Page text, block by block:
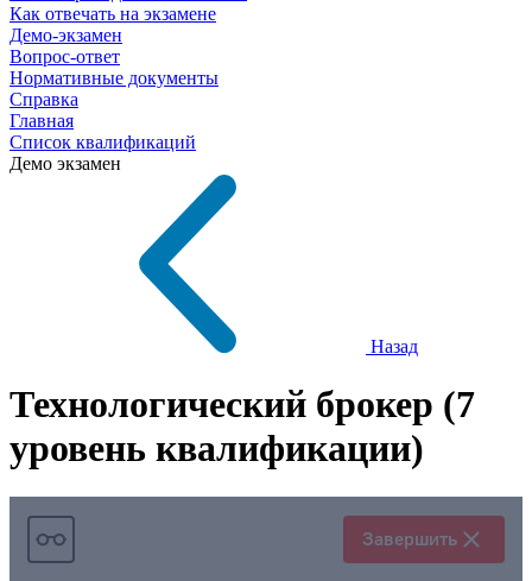
Как отвечать на экзамене
Демо-экзамен
Вопрос-ответ
Нормативные документы
Справка
Главная
Список квалификаций
Демо экзамен
Назад
Технологический брокер (7
уровень квалификации)